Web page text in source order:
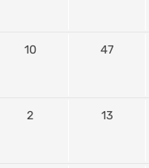
10 47
2 13